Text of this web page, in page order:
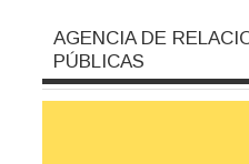
AGENCIA DE
PÚBLICAS